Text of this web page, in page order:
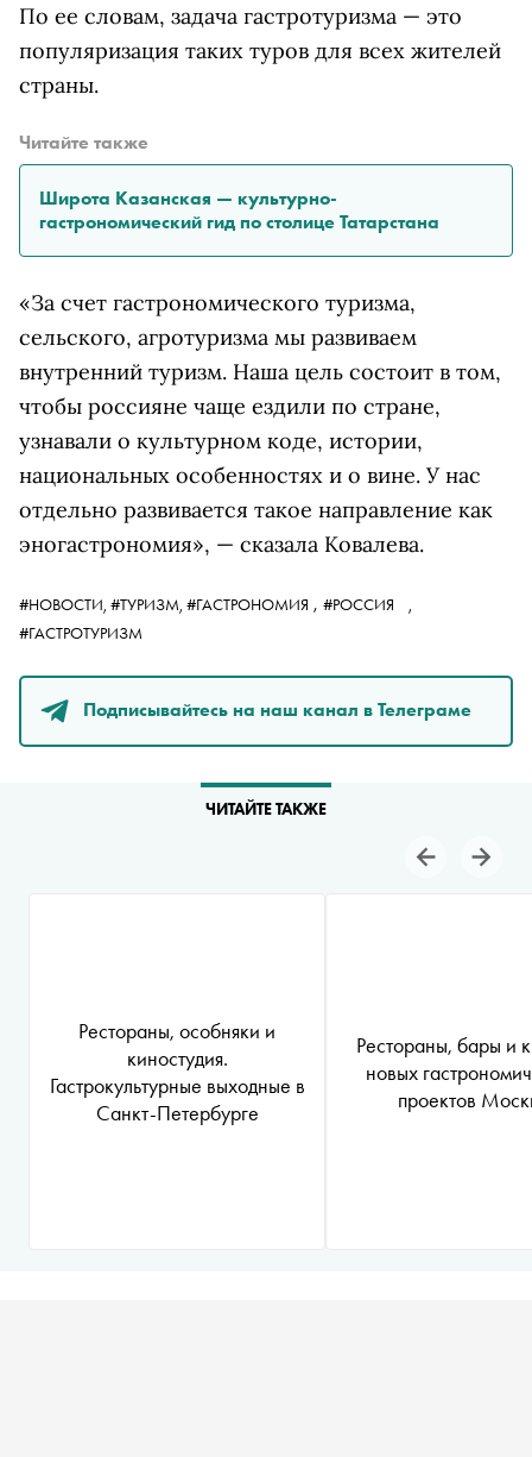
По ее словам, задача гастротуризма — это
популяризация таких туров для всех жителей
страны.
Читайте также
Широта Казанская — культурно-
гастрономический гид по столице Татарстана
«За счет гастрономического туризма,
сельского, агротуризма мы развиваем
внутренний туризм. Наша цель состоит в том,
чтобы россияне чаще ездили по стране,
узнавали о культурном коде, истории,
национальных особенностях и о вине. У нас
отдельно развивается такое направление как
эногастрономия», — сказала Ковалева.
#НОВОСТИ, #ТУРИЗМ, #ГАСТРОНОМИЯ , #РОССИЯ
,
#ГАСТРОТУРИЗМ
Подписывайтесь на наш канал в Телеграме
ЧИТАЙТЕ ТАКЖЕ
Рестораны, особняки и
киностудия.
Гастрокультурные выходные в
Санкт-Петербурге
Рестораны, бары и
новых
проектов